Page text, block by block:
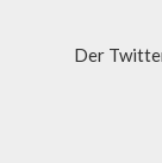
Der